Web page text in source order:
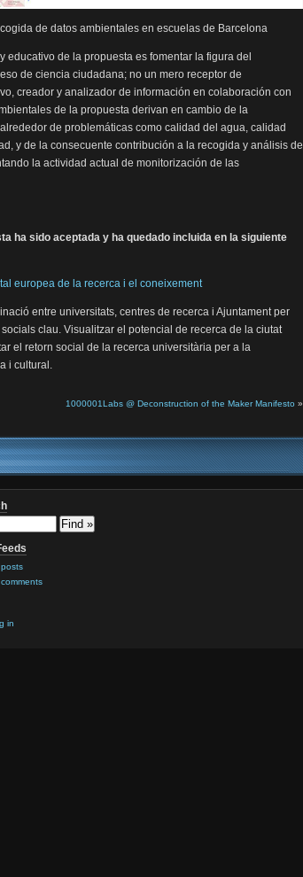
de datos ambientales en escuelas de Barcelona
educativo de la propuesta es fomentar la figura del
de ciencia ciudadana; no un mero receptor de
creador y analizador de información en colaboración con
de la propuesta derivan en cambio de la
de problemáticas como calidad del agua, calidad
y de la consecuente contribución a la recogida y análisis de
la actividad actual de monitorización de las
ha sido aceptada y ha quedado incluida en la siguiente
europea de la recerca i el coneixement
entre universitats, centres de recerca i Ajuntament per
clau. Visualitzar el potencial de recerca de la ciutat
el retorn social de la recerca universitària per a la
i cultural.
1000001Labs @ Deconstruction of the Maker Manifesto »
in